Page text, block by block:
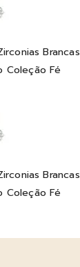
Brancas
Coleção Fé
Brancas
Coleção Fé